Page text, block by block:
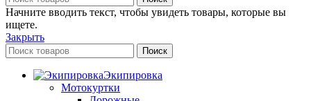
Начните вводить текст, чтобы увидеть товары, которые вы
ищете.
Закрыть
Поиск
Экипировка
Мотокуртки